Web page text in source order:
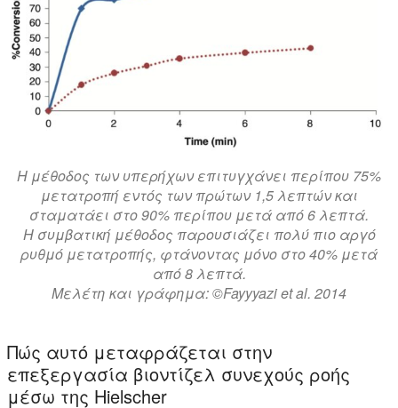
Η μέθοδος των υπερήχων επιτυγχάνει περίπου 75%
μετατροπή εντός των πρώτων 1,5 λεπτών και
σταματάει στο 90% περίπου μετά από 6 λεπτά.
Η συμβατική μέθοδος παρουσιάζει πολύ πιο αργό
ρυθμό μετατροπής, φτάνοντας μόνο στο 40% μετά
από 8 λεπτά.
Μελέτη και γράφημα: ©Fayyyazi et al. 2014
Πώς αυτό μεταφράζεται στην
επεξεργασία βιοντίζελ συνεχούς ροής
μέσω της Hielscher